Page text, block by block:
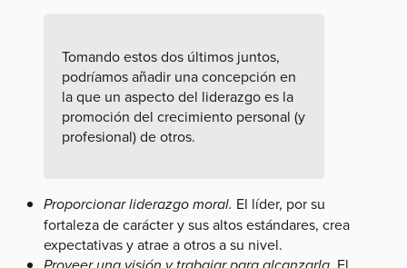
Tomando estos dos últimos juntos,
podríamos añadir una concepción en
la que un aspecto del liderazgo es la
promoción del crecimiento personal (y
profesional) de otros.
Proporcionar liderazgo moral. El líder, por su
fortaleza de carácter y sus altos estándares, crea
expectativas y atrae a otros a su nivel.